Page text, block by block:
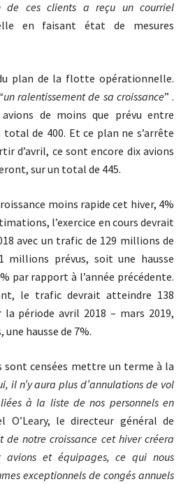
de ces clients a reçu un courriel
en faisant état de mesures
plan de la flotte opérationnelle.
un ralentissement de sa croissance” .
de moins que prévu entre
de 400. Et ce plan ne s’arrête
d’avril, ce sont encore dix avions
sur un total de 445.
moins rapide cet hiver, 4%
l’exercice en cours devrait
avec un trafic de 129 millions de
millions prévus, soit une hausse
par rapport à l’année précédente.
le trafic devrait atteindre 138
période avril 2018 – mars 2019,
hausse de 7%.
sont censées mettre un terme à la
il n’y aura plus d’annulations de vol
à la liste de nos personnels en
O’Leary, le directeur général de
de notre croissance cet hiver créera
avions et équipages, ce qui nous
exceptionnels de congés annuels